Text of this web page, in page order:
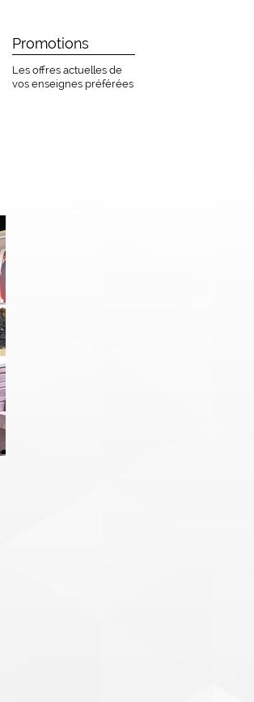
Promotions
Les offres actuelles de
vos enseignes préférées